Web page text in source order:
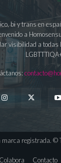
bi y trans en
a
visibilidad a todas
marca registrada. ©
Colabora Contacto